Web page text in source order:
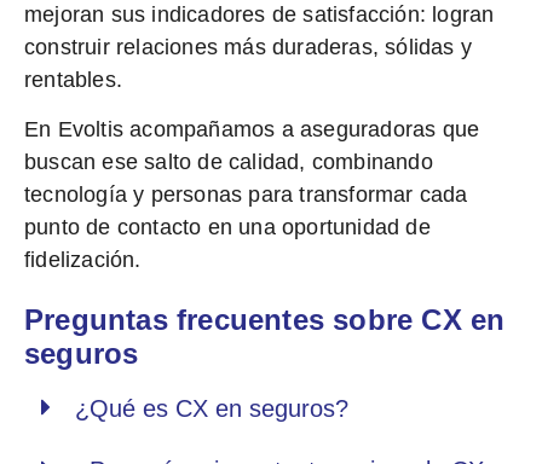
mejoran sus indicadores de satisfacción: logran
construir relaciones más duraderas, sólidas y
rentables.
En Evoltis acompañamos a aseguradoras que
buscan ese salto de calidad, combinando
tecnología y personas paratransformar cada
punto de contacto en una oportunidad de
fidelización.
Preguntas frecuentes sobre CX en
seguros
¿Qué es CX en seguros?